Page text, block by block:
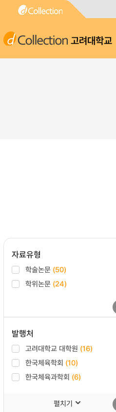
고려대학교
자료유형
학술논문 (50)
학위논문 (24)
발행처
고려대학교 대학원 (16)
한국체육학회 (10)
한국체육과학회 (6)
펼치기